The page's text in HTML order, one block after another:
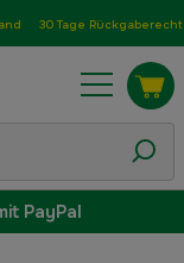
30 Tage Rückgaberecht
PayPal